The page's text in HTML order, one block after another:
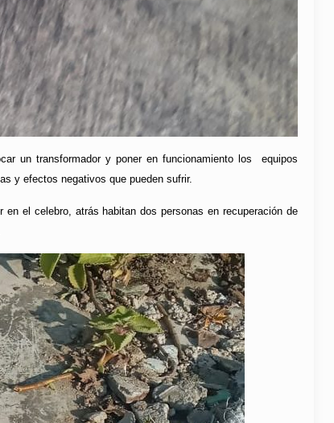
un transformador y poner en funcionamiento los equipos
y efectos negativos que pueden sufrir.
el celebro, atrás habitan dos personas en recuperación de